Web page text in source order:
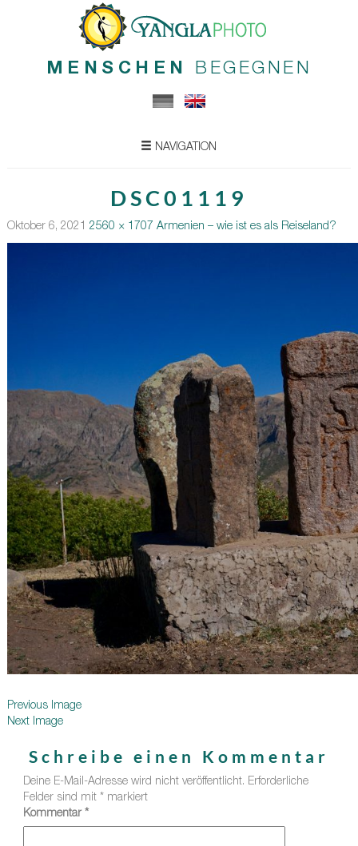
MENSCHEN BEGEGNEN
NAVIGATION
DSC01119
Oktober 6, 2021 2560 × 1707 Armenien – wie ist es als Reiseland?
Previous Image
Next Image
Schreibe einen Kommentar
Deine E-Mail-Adresse wird nicht veröffentlicht. Erforderliche
Felder sind mit * markiert
Kommentar *